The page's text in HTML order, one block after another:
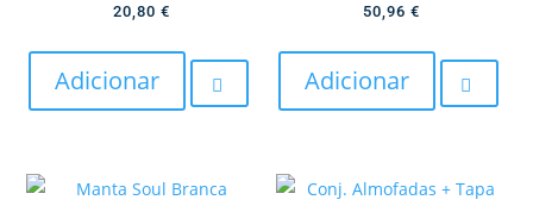
the
20,80€
Adicionar
50,96 €
Adicionar